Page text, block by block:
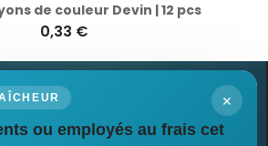
de couleur Devin | 12 pcs
0,33 €
×
ou employés au frais cet